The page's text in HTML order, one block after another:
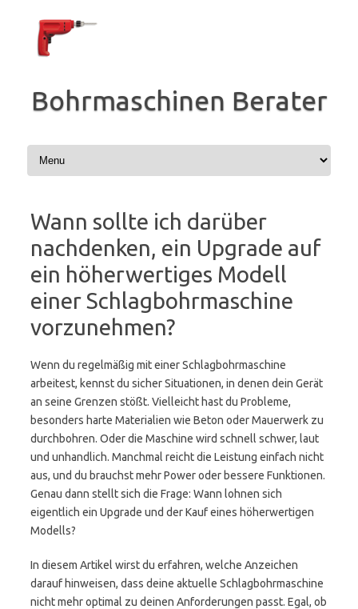
springen
Bohrmaschinen Berater
Wann sollte ich darüber
nachdenken, ein Upgrade auf
ein höherwertiges Modell
einer Schlagbohrmaschine
vorzunehmen?
Wenn du regelmäßig mit einer Schlagbohrmaschine
arbeitest, kennst du sicher Situationen, in denen dein Gerät
an seine Grenzen stößt. Vielleicht hast du Probleme,
besonders harte Materialien wie Beton oder Mauerwerk zu
durchbohren. Oder die Maschine wird schnell schwer, laut
und unhandlich. Manchmal reicht die Leistung einfach nicht
aus, und du brauchst mehr Power oder bessere Funktionen.
Genau dann stellt sich die Frage: Wann lohnen sich
eigentlich ein Upgrade und der Kauf eines höherwertigen
Modells?
In diesem Artikel wirst du erfahren, welche Anzeichen
darauf hinweisen, dass deine aktuelle Schlagbohrmaschine
nicht mehr optimal zu deinen Anforderungen passt. Egal, ob